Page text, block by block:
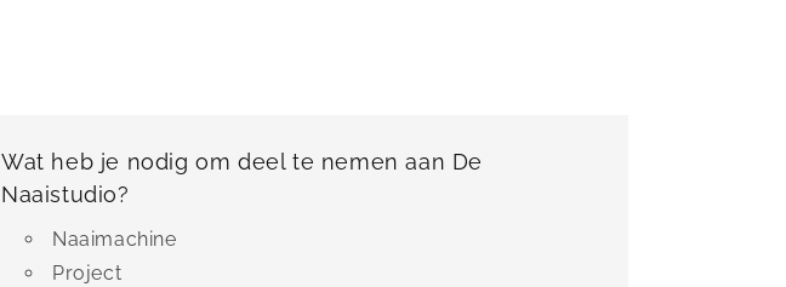
Wat heb je nodig om deel te nemen aan De
Naaistudio?
Naaimachine
Project